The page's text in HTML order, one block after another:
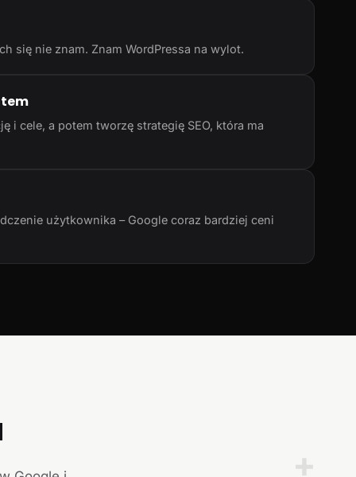
się nie znam. Znam WordPressa na wylot.
i cele, a potem tworzę strategię SEO, która ma
użytkownika – Google coraz bardziej ceni
+